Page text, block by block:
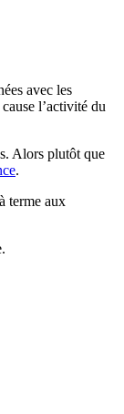
avec les
l’activité du
Alors plutôt que
.
terme aux